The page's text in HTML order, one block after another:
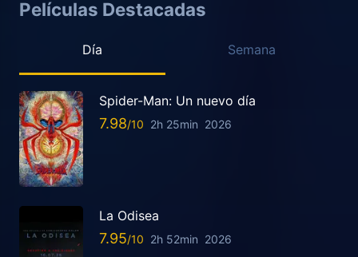
Películas Destacadas
Día Semana
Spider-Man: Un nuevo día
7.98 2h 25min 2026
La Odisea
7.95 2h 52min 2026